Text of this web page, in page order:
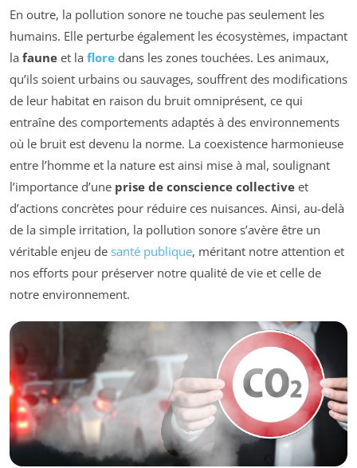
En outre, la pollution sonore ne touche pas seulement les
humains. Elle perturbe également les écosystèmes, impactant
la faune et la flore dans les zones touchées. Les animaux,
qu’ils soient urbains ou sauvages, souffrent des modifications
de leur habitat en raison du bruit omniprésent, ce qui
entraîne des comportements adaptés à des environnements
où le bruit est devenu la norme. La coexistence harmonieuse
entre l’homme et la nature est ainsi mise à mal, soulignant
l’importance d’une prise de conscience collective et
d’actions concrètes pour réduire ces nuisances. Ainsi, au-delà
de la simple irritation, la pollution sonore s’avère être un
véritable enjeu de santé publique, méritant notre attention et
nos efforts pour préserver notre qualité de vie et celle de
notre environnement.